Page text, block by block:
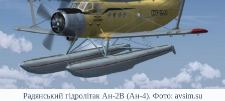
Радянський гідролітак Ан-2В (Ан-4). Фото: avsim.su